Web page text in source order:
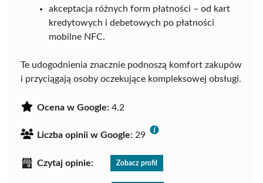
akceptacja różnych form płatności – od kart
kredytowych i debetowych po płatności
mobilne NFC.
Te udogodnienia znacznie podnoszą komfort zakupów
i przyciągają osoby oczekujące kompleksowej obsługi.
Ocena w Google: 4.2
Liczba opinii w Google: 29
Czytaj opinie: Zobacz profil